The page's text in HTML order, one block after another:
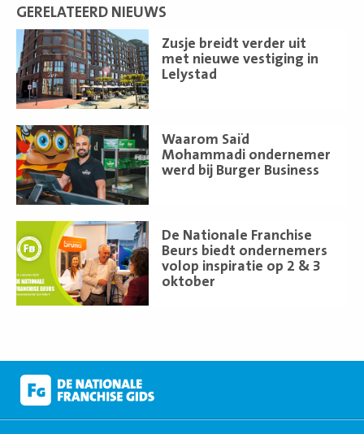
GERELATEERD NIEUWS
Zusje breidt verder uit
met nieuwe vestiging in
Lelystad
Lees
meer
Waarom Saïd
Mohammadi ondernemer
werd bij Burger Business
Lees
meer
De Nationale Franchise
Beurs biedt ondernemers
volop inspiratie op 2 & 3
oktober
meer